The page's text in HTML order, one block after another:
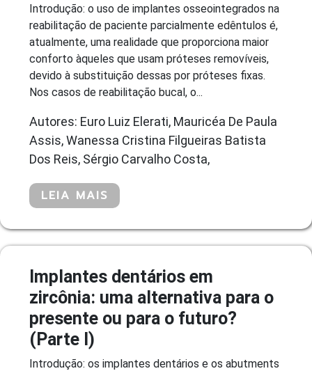
Introdução: o uso de implantes osseointegrados na
reabilitação de paciente parcialmente edêntulos é,
atualmente, uma realidade que proporciona maior
conforto àqueles que usam próteses removíveis,
devido à substituição dessas por próteses fixas.
Nos casos de reabilitação bucal, o...
Autores: Euro Luiz Elerati, Mauricéa De Paula
Assis, Wanessa Cristina Filgueiras Batista
Dos Reis, Sérgio Carvalho Costa,
LEIA MAIS
Implantes dentários em
zircônia: uma alternativa para o
presente ou para o futuro?
(Parte I)
Introdução: os implantes dentários e os abutments